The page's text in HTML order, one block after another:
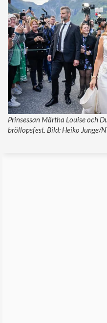
Prinsessan Märtha Louise och
bröllopsfest. Bild: Heiko Junge/